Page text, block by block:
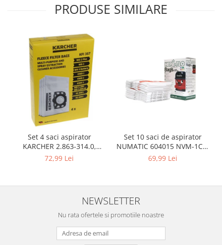
Accesorii sportive
Camping
Ciclism
Sporturi acvatice
Sporturi de interior
TV, Audio & Foto
Aparate Foto & Accesorii
Audio HI-FI & Profesionale
Camere video si sport
Drone si Accesorii
Home Cinema & Audio
Telescoape & Optica
Televizoare & accesorii
Ambalaje cadouri
PRODUSE SIMILARE
Set 4 saci aspirator
KARCHER 2.863-314.0,
compatibil cu WD, KWD, SE
72,99 Lei
Set 10 saci de aspirator
NUMATIC 604015 NVM-1CH,
9L
69,99 Lei
NEWSLETTER
Nu rata ofertele si promotiile noastre